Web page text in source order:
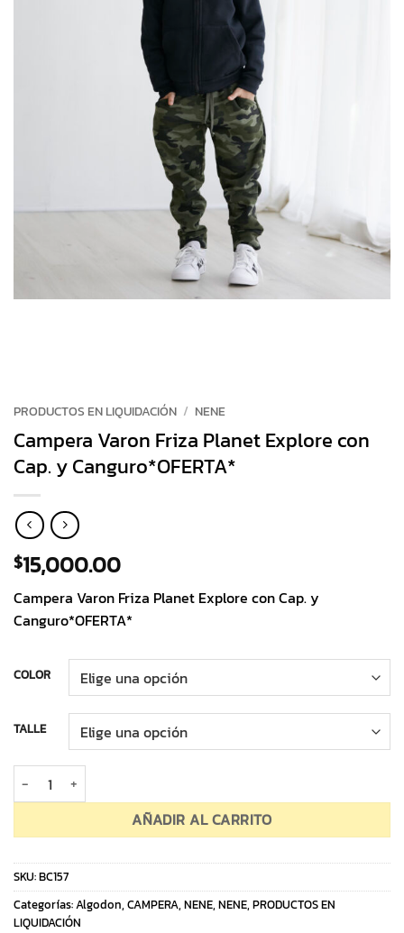
PRODUCTOS EN LIQUIDACIÓN / NENE
Campera Varon Friza Planet Explore con
Cap. y Canguro*OFERTA*
$15,000.00
Campera Varon Friza Planet Explore con Cap. y
Canguro*OFERTA*
COLOR
TALLE
Campera Varon Friza Planet Explore con Cap. y Canguro*OFERTA*
AÑADIR AL CARRITO
SKU:BC157
Categorías:Algodon, CAMPERA, NENE, NENE, PRODUCTOS EN
LIQUIDACIÓN